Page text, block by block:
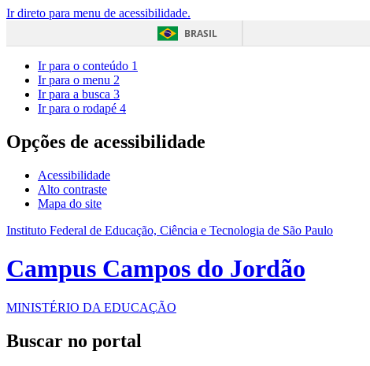
Ir direto para menu de acessibilidade.
BRASIL
Ir para o conteúdo 1
Ir para o menu 2
Ir para a busca 3
Ir para o rodapé 4
Opções de acessibilidade
Acessibilidade
Alto contraste
Mapa do site
Instituto Federal de Educação, Ciência e Tecnologia de São Paulo
Campus Campos do Jordão
MINISTÉRIO DA EDUCAÇÃO
Buscar no portal